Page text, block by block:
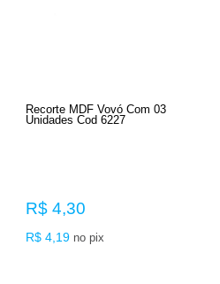
Recorte MDF Vovó Com 03
Unidades Cod 6227
R$ 4,30
R$ 4,19 no pix